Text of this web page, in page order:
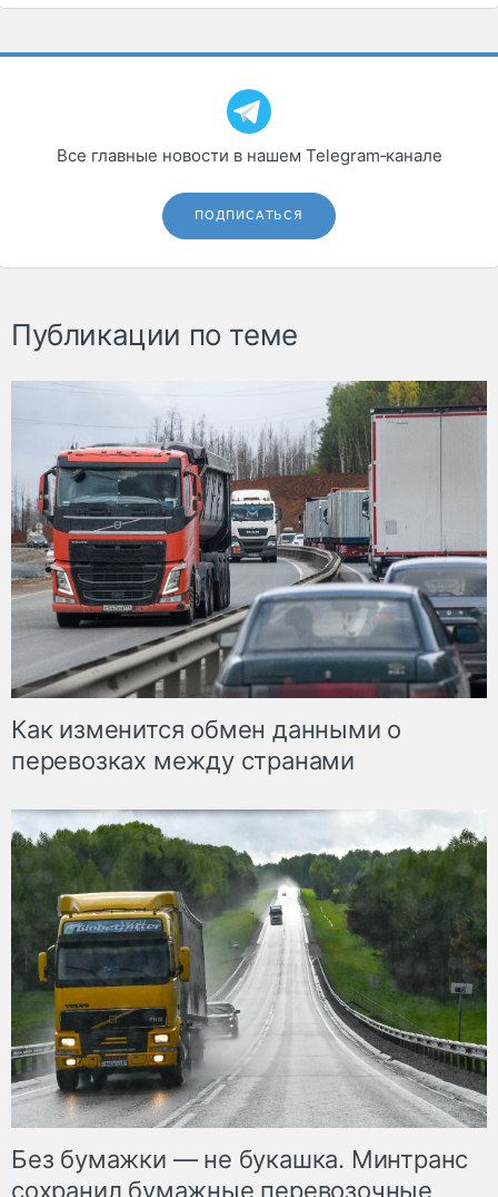
Все главные новости в нашем Telegram‑канале
ПОДПИСАТЬСЯ
Публикации по теме
Как изменится обмен данными о
перевозках между странами
Без бумажки — не букашка. Минтранс
сохранил бумажные перевозочные